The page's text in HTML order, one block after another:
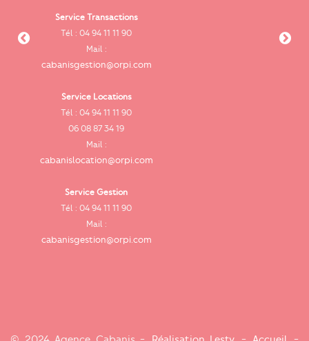
Service Transactions
Tél : 04 94 11 11 90
Mail :
cabanisgestion@orpi.com
Service Locations
Tél : 04 94 11 11 90
06 08 87 34 19
Mail :
cabanislocation@orpi.com
Service Gestion
Tél : 04 94 11 11 90
Mail :
cabanisgestion@orpi.com